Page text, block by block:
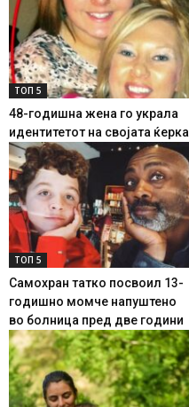
ТОП 5
48-годишна жена го украла
идентитетот на својата ќерка
ТОП 5
Самохран татко посвоил 13-
годишно момче напуштено
во болница пред две години